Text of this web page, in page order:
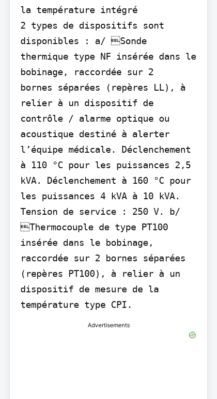
la température intégré
2 types de dispositifs sont
disponibles : a/ Sonde
thermique type NF insérée dans le
bobinage, raccordée sur 2
bornes séparées (repères LL), à
relier à un dispositif de
contrôle / alarme optique ou
acoustique destiné à alerter
l’équipe médicale. Déclenchement
à 110 °C pour les puissances 2,5
kVA. Déclenchement à 160 °C pour
les puissances 4 kVA à 10 kVA.
Tension de service : 250 V. b/
Thermocouple de type PT100
insérée dans le bobinage,
raccordée sur 2 bornes séparées
(repères PT100), à relier à un
dispositif de mesure de la
température type CPI.
Advertisements